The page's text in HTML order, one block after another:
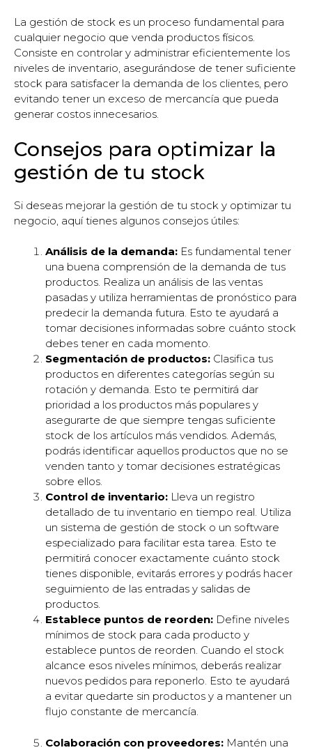
La gestión de stock es un proceso fundamental para
cualquier negocio que venda productos físicos.
Consiste en controlar y administrar eficientemente los
niveles de inventario, asegurándose de tener suficiente
stock para satisfacer la demanda de los clientes, pero
evitando tener un exceso de mercancía que pueda
generar costos innecesarios.
Consejos para optimizar la
gestión de tu stock
Si deseas mejorar la gestión de tu stock y optimizar tu
negocio, aquí tienes algunos consejos útiles:
Análisis de la demanda: Es fundamental tener
una buena comprensión de la demanda de tus
productos. Realiza un análisis de las ventas
pasadas y utiliza herramientas de pronóstico para
predecir la demanda futura. Esto te ayudará a
tomar decisiones informadas sobre cuánto stock
debes tener en cada momento.
Segmentación de productos: Clasifica tus
productos en diferentes categorías según su
rotación y demanda. Esto te permitirá dar
prioridad a los productos más populares y
asegurarte de que siempre tengas suficiente
stock de los artículos más vendidos. Además,
podrás identificar aquellos productos que no se
venden tanto y tomar decisiones estratégicas
sobre ellos.
Control de inventario: Lleva un registro
detallado de tu inventario en tiempo real. Utiliza
un sistema de gestión de stock o un software
especializado para facilitar esta tarea. Esto te
permitirá conocer exactamente cuánto stock
tienes disponible, evitarás errores y podrás hacer
seguimiento de las entradas y salidas de
productos.
Establece puntos de reorden: Define niveles
mínimos de stock para cada producto y
establece puntos de reorden. Cuando el stock
alcance esos niveles mínimos, deberás realizar
nuevos pedidos para reponerlo. Esto te ayudará
a evitar quedarte sin productos y a mantener un
flujo constante de mercancía.
Colaboración con proveedores: Mantén una